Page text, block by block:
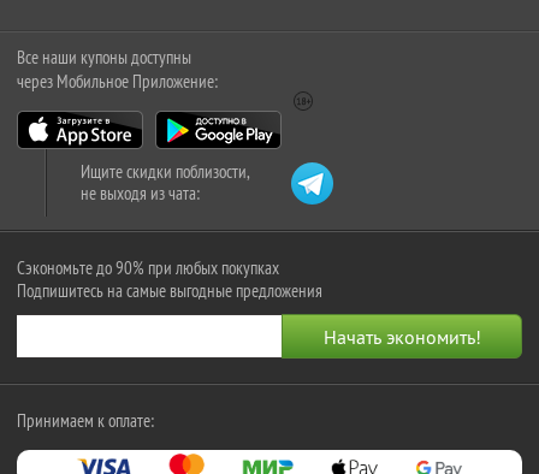
Все наши купоны доступны
через Мобильное Приложение:
Ищите скидки поблизости,
не выходя из чата:
Сэкономьте до 90% при любых покупках
Подпишитесь на самые выгодные предложения
Принимаем к оплате: